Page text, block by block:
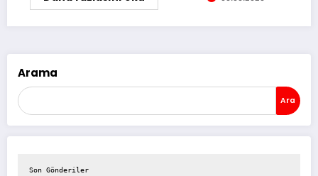
Arama
Ara
Son Gönderiler